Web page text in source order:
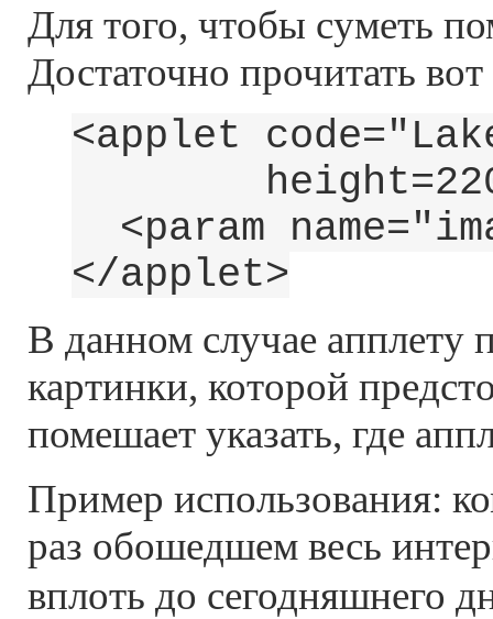
Для того, чтобы суметь
Достаточно прочитать
<applet
height=220
<param
</applet>
В данном случае апплету
картинки, которой
помешает указать, где
Пример использования:
раз обошедшем весь
вплоть до сегодняшнего